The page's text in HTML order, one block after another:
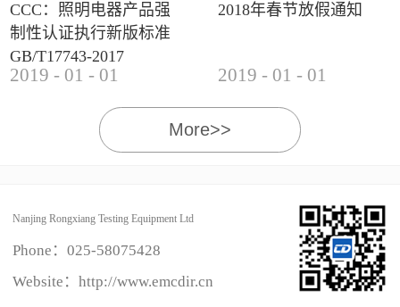
CCC：照明电器产品强
制性认证执行新版标准
GB/T17743-2017
2019 - 01 - 01
2018年春节放假通知
2019 - 01 - 01
More>>
Nanjing Rongxiang Testing Equipment Ltd
Phone： 025-58075428
Website：http://www.emcdir.cn